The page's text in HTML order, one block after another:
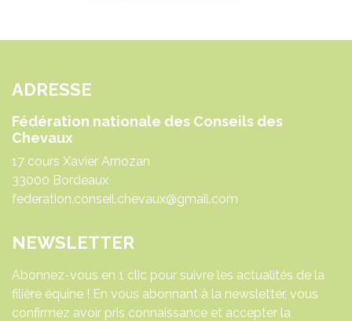
ADRESSE
Fédération nationale des Conseils des
Chevaux
17 cours Xavier Arnozan
33000 Bordeaux
federation.conseil.chevaux@gmail.com
NEWSLETTER
Abonnez-vous en 1 clic pour suivre les actualités de la
filière équine ! En vous abonnant à la newsletter, vous
confirmez avoir pris connaissance et accepter la